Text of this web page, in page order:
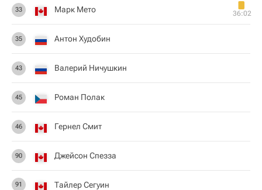
33 Марк Мето 36:02
35 Антон Худобин
43 Валерий Ничушкин
45 Роман Полак
46 Гернел Смит
90 Джейсон Спезза
91 Тайлер Сегуин